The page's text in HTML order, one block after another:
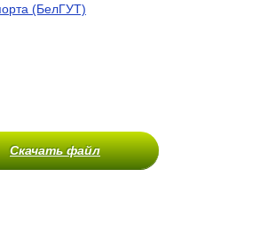
(БелГУТ)
Скачать файл